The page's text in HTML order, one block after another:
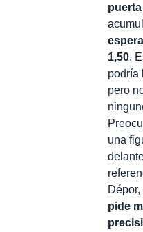
puerta
1,50.
podría
pero
una
pide